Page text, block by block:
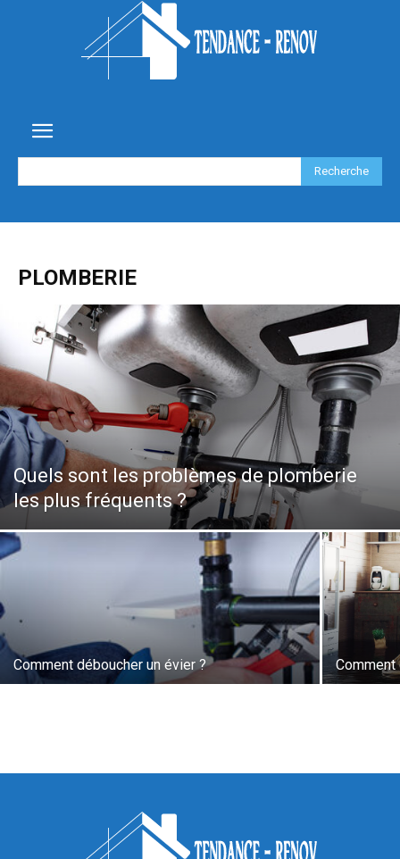
Recherche
PLOMBERIE
Quels sont les problèmes de plomberie
les plus fréquents ?
Comment déboucher un évier ? Comment